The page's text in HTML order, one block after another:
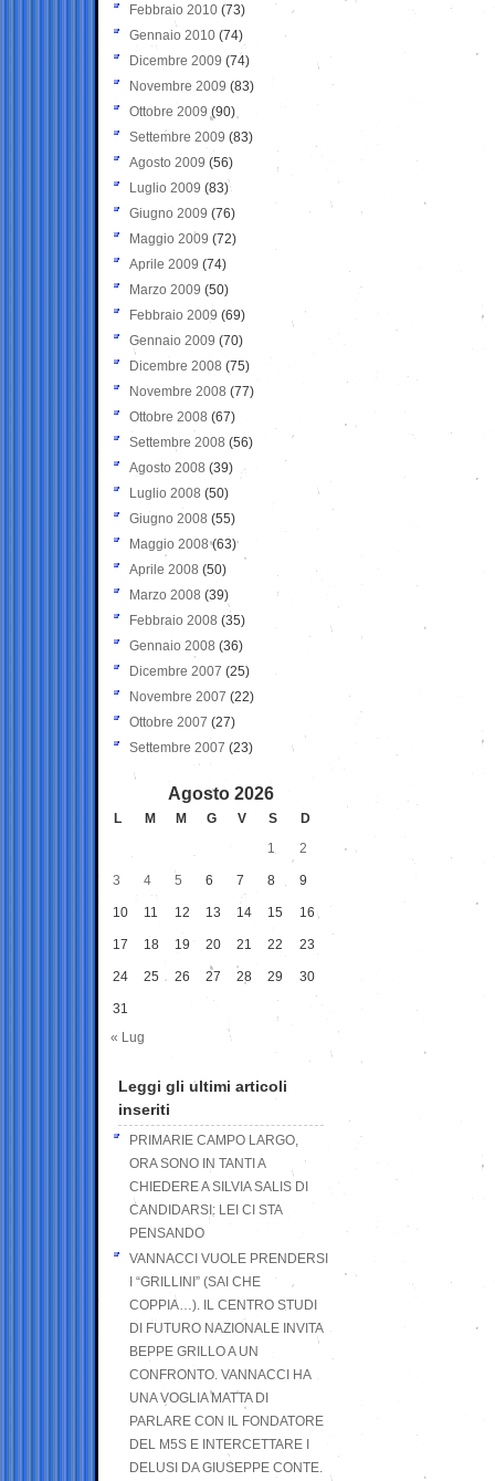
Febbraio 2010 (73)
Gennaio 2010 (74)
Dicembre 2009 (74)
Novembre 2009 (83)
Ottobre 2009 (90)
Settembre 2009 (83)
Agosto 2009 (56)
Luglio 2009 (83)
Giugno 2009 (76)
Maggio 2009 (72)
Aprile 2009 (74)
Marzo 2009 (50)
Febbraio 2009 (69)
Gennaio 2009 (70)
Dicembre 2008 (75)
Novembre 2008 (77)
Ottobre 2008 (67)
Settembre 2008 (56)
Agosto 2008 (39)
Luglio 2008 (50)
Giugno 2008 (55)
Maggio 2008(63)
Aprile 2008 (50)
Marzo 2008 (39)
Febbraio 2008 (35)
Gennaio 2008 (36)
Dicembre 2007 (25)
Novembre 2007 (22)
Ottobre 2007 (27)
Settembre 2007 (23)
Agosto 2026
L M M G V S
D
1
2
3 4 5 6 7 8 9
10 11 12 13 14 15 16
17 18 19 20 21 22 23
24 25 26 27 28 29 30
31
« Lug
Leggi gli ultimi articoli
inseriti
PRIMARIE CAMPO LARGO,
ORA SONO IN TANTI A
CHIEDERE A SILVIA SALIS DI
CANDIDARSI: LEI CI STA
PENSANDO
VANNACCI VUOLE PRENDERSI
I “GRILLINI” (SAI CHE
COPPIA…). IL CENTRO STUDI
DI FUTURO NAZIONALE INVITA
BEPPE GRILLO A UN
CONFRONTO. VANNACCI HA
UNA VOGLIA MATTA DI
PARLARE CON IL FONDATORE
DEL M5S E INTERCETTARE I
DELUSI DA GIUSEPPE CONTE.